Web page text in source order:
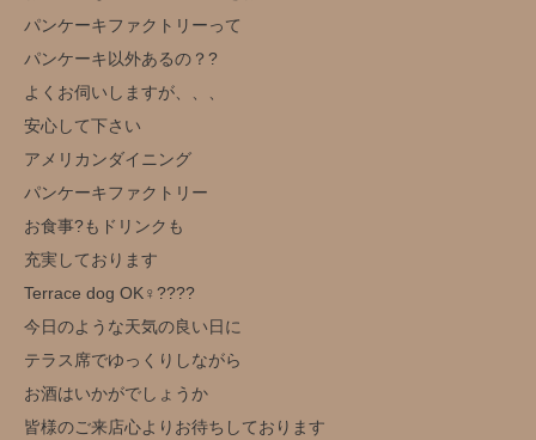
パンケーキファクトリーって
パンケーキ以外あるの？?
よくお伺いしますが、、、
安心して下さい
アメリカンダイニング
パンケーキファクトリー
お食事?もドリンクも
充実しております
Terrace dog OK‍♀️??‍??
今日のような天気の良い日に
テラス席でゆっくりしながら
お酒はいかがでしょうか️
皆様のご来店心よりお待ちしております